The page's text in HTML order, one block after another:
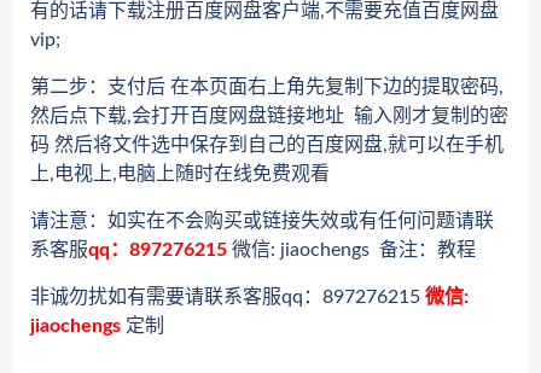
有的话请下载注册百度网盘客户端,不需要充值百度网盘
vip;
第二步：支付后 在本页面右上角先复制下边的提取密码,
然后点下载,会打开百度网盘链接地址 输入刚才复制的密
码 然后将文件选中保存到自己的百度网盘,就可以在手机
上,电视上,电脑上随时在线免费观看
请注意：如实在不会购买或链接失效或有任何问题请联
系客服qq：897276215 微信: jiaochengs 备注：教程
非诚勿扰如有需要请联系客服qq：897276215 微信:
jiaochengs 定制